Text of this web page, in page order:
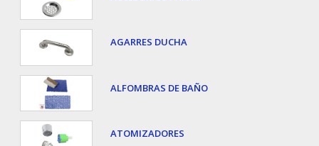
AGARRES DUCHA
ALFOMBRAS DE BAÑO
ATOMIZADORES